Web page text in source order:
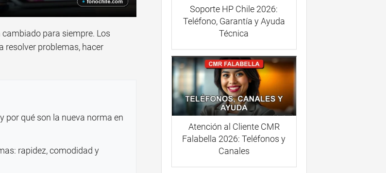
para siempre. Los
resolver problemas, hacer
por qué son la nueva norma en
rapidez, comodidad y
Soporte HP Chile 2026:
Teléfono, Garantía y Ayuda
Técnica
Atención al Cliente CMR
Falabella 2026: Teléfonos y
Canales